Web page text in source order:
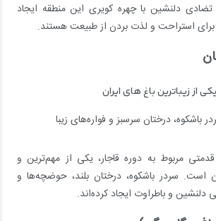
تضادی دلنشین با چهره کویری این منطقه ایجاد
برای استراحت و لذت بردن از طبیعت هستند.
باشکوه، درختان سرسبز و فواره‌های زیبا
قدمتی مربوط به دوره قاجار، یکی از مهم‌ترین و
است. سردر باشکوه، درختان بلند، حوضچه‌ها و
دلنشین و باطراوت ایجاد کرده‌اند.